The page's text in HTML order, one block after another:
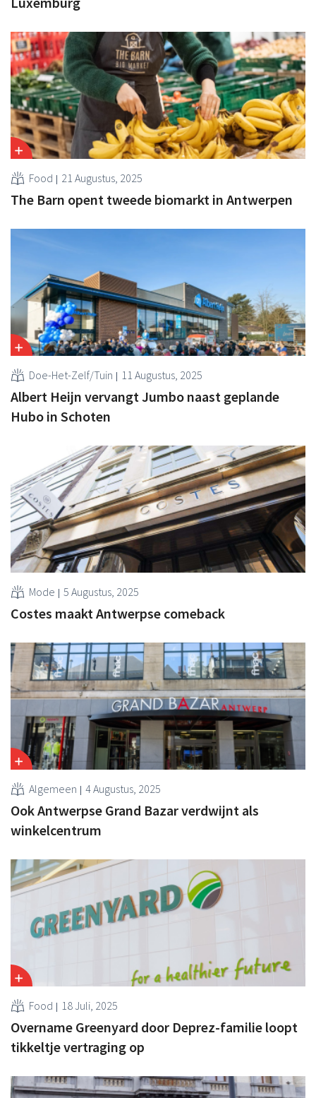
Food 21 Augustus, 2025
The Barn opent tweede biomarkt in Antwerpen
Doe-Het-Zelf/Tuin 11 Augustus, 2025
Albert Heijn vervangt Jumbo naast geplande
Hubo in Schoten
Mode 5 Augustus, 2025
Costes maakt Antwerpse comeback
Algemeen 4 Augustus, 2025
Ook Antwerpse Grand Bazar verdwijnt als
winkelcentrum
Food 18 Juli, 2025
Overname Greenyard door Deprez-familie loopt
tikkeltje vertraging op